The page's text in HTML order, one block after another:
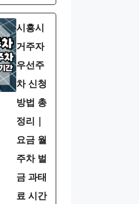
시흥시
거주자
우선주
차 신청
방법 총
정리｜
요금 월
주차 벌
금 과태
료 시간